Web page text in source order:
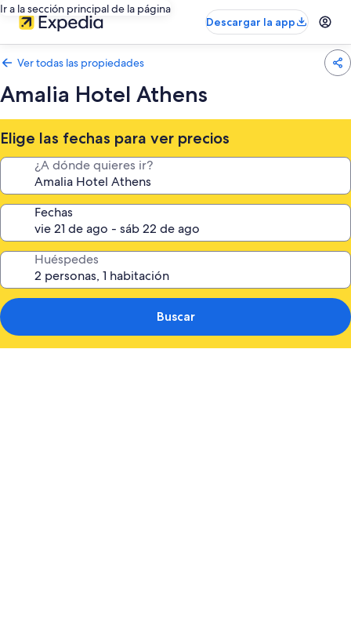
Ir a la sección principal de la página
Descargar la app
Ver todas las propiedades
Amalia Hotel Athens
Elige las fechas para ver precios
¿A dónde quieres ir?
Fechas
Huéspedes
Buscar